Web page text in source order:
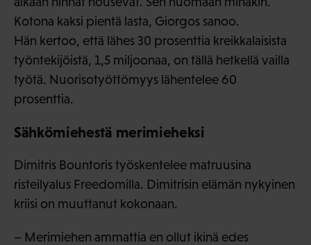
Kotona kaksi pientä lasta, Giorgos sanoo.
Hän kertoo, että lähes 30 prosenttia kreikkalaisista
työntekijöistä, 1,5 miljoonaa, on tällä hetkellä vailla
työtä. Nuorisotyöttömyys lähentelee 60
prosenttia.
Sähkömiehestä merimieheksi
Dimitris Bountoris työskentelee matruusina
risteilyalus Freedomilla. Dimitrisin elämän nykyinen
kriisi on muuttanut kokonaan.
– Merimiehen ammattia en ollut ikinä edes